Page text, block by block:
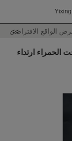
الواقع الافتراضي
>>
الحمراء ارتداء